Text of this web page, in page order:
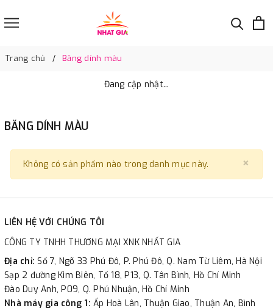
Trang chủ Băng dính màu
BĂNG DÍNH MÀU
×
Không có sản phẩm nào trong danh mục này.
Đang cập nhật...
LIÊN HỆ VỚI CHÚNG TÔI
CÔNG TY TNHH THƯƠNG MẠI XNK NHẤT GIA
Địa chỉ:Số 7, Ngõ 33 Phú Đô, P. Phú Đô, Q. Nam Từ Liêm, Hà Nội
Sạp 2 đường Kim Biên, Tổ 18, P13, Q. Tân Bình, Hồ Chí Minh
Đào Duy Anh, P09, Q. Phú Nhuận, Hồ Chí Minh
Nhà máy gia công 1: Ấp Hoà Lân, Thuận Giao, Thuận An, Bình